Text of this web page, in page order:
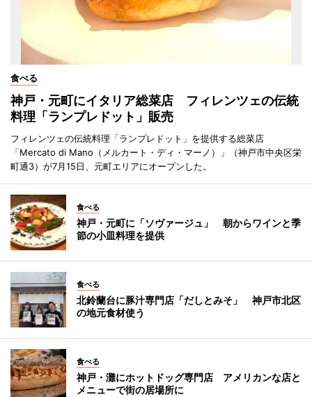
食べる
神戸・元町にイタリア総菜店 フィレンツェの伝統
料理「ランプレドット」販売
フィレンツェの伝統料理「ランプレドット」を提供する総菜店
「Mercato di Mano（メルカート・ディ・マーノ）」（神戸市中央区栄
町通3）が7月15日、元町エリアにオープンした。
食べる
神戸・元町に「ソヴァージュ」 朝からワインと季
節の小皿料理を提供
食べる
北鈴蘭台に豚汁専門店「だしとみそ」 神戸市北区
の地元食材使う
食べる
神戸・灘にホットドッグ専門店 アメリカンな店と
メニューで街の居場所に